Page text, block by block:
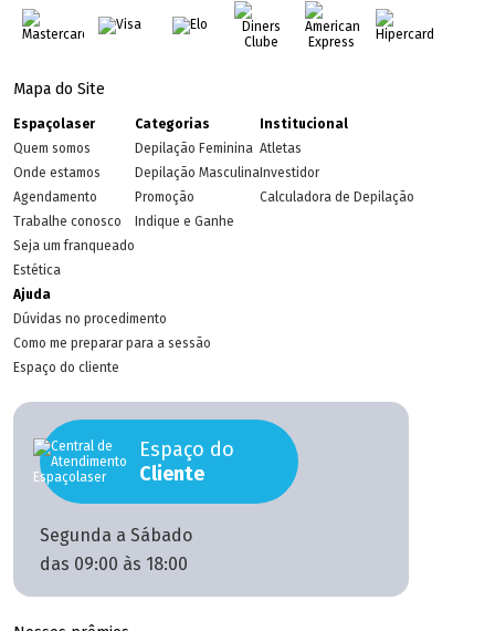
Mapa do Site
Espaçolaser
Quem somos
Onde estamos
Agendamento
Trabalhe conosco
Seja um franqueado
Estética
Categorias
Depilação Feminina
Depilação Masculina
Promoção
Indique e Ganhe
Institucional
Atletas
Investidor
Calculadora de Depilação
Ajuda
Dúvidas no procedimento
Como me preparar para a sessão
Espaço do cliente
Espaço do
Cliente
Segunda a Sábado
das 09:00 às 18:00